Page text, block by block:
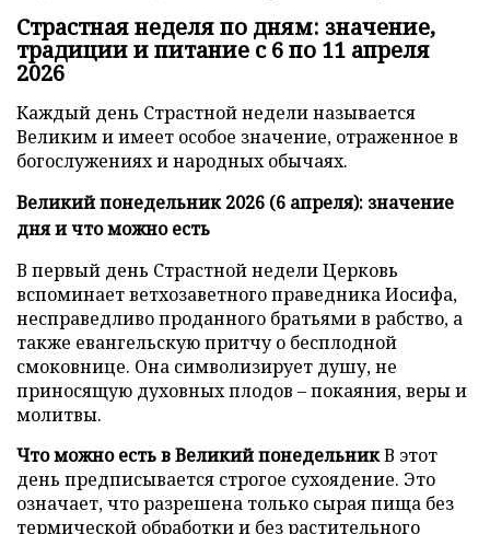
Страстная неделя по дням: значение,
традиции и питание с 6 по 11 апреля
2026
Каждый день Страстной недели называется
Великим и имеет особое значение, отраженное в
богослужениях и народных обычаях.
Великий понедельник 2026 (6 апреля): значение
дня и что можно есть
В первый день Страстной недели Церковь
вспоминает ветхозаветного праведника Иосифа,
несправедливо проданного братьями в рабство, а
также евангельскую притчу о бесплодной
смоковнице. Она символизирует душу, не
приносящую духовных плодов – покаяния, веры и
молитвы.
Что можно есть в Великий понедельникВ этот
день предписывается строгое сухоядение. Это
означает, что разрешена только сырая пища без
термической обработки и без растительного